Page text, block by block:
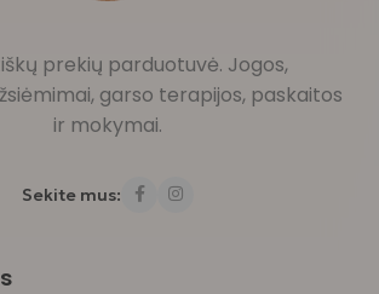
prekių parduotuvė. Jogos,
garso terapijos, paskaitos
ir mokymai.
Sekite mus: